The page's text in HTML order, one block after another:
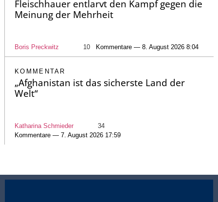
Fleischhauer entlarvt den Kampf gegen die
Meinung der Mehrheit
Boris Preckwitz 10 Kommentare — 8. August 2026 8:04
KOMMENTAR
„Afghanistan ist das sicherste Land der
Welt“
Katharina Schmieder
34
Kommentare — 7. August 2026 17:59